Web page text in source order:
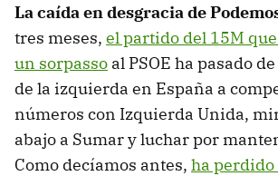
La caída en desgracia de
tres meses, el partido del 15M
un sorpasso al PSOE ha pasado
de la izquierda en España a
números con Izquierda Unida,
abajo a Sumar y luchar por
Como decíamos antes, ha